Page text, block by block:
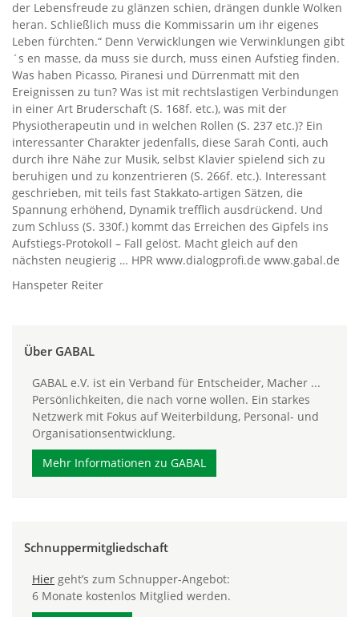
der Lebensfreude zu glänzen schien, drängen dunkle Wolken
heran. Schließlich muss die Kommissarin um ihr eigenes
Leben fürchten.“ Denn Verwicklungen wie Verwinklungen gibt
´s en masse, da muss sie durch, muss einen Aufstieg finden.
Was haben Picasso, Piranesi und Dürrenmatt mit den
Ereignissen zu tun? Was ist mit rechtslastigen Verbindungen
in einer Art Bruderschaft (S. 168f. etc.), was mit der
Physiotherapeutin und in welchen Rollen (S. 237 etc.)? Ein
interessanter Charakter jedenfalls, diese Sarah Conti, auch
durch ihre Nähe zur Musik, selbst Klavier spielend sich zu
beruhigen und zu konzentrieren (S. 266f. etc.). Interessant
geschrieben, mit teils fast Stakkato-artigen Sätzen, die
Spannung erhöhend, Dynamik trefflich ausdrückend. Und
zum Schluss (S. 330f.) kommt das Erreichen des Gipfels ins
Aufstiegs-Protokoll – Fall gelöst. Macht gleich auf den
nächsten neugierig … HPR www.dialogprofi.de www.gabal.de
Hanspeter Reiter
Über GABAL
GABAL e.V. ist ein Verband für Entscheider, Macher ...
Persönlichkeiten, die nach vorne wollen. Ein starkes
Netzwerk mit Fokus auf Weiterbildung, Personal- und
Organisationsentwicklung.
Mehr Informationen zu GABAL
Schnuppermitgliedschaft
Hier geht’s zum Schnupper-Angebot:
6 Monate kostenlos Mitglied werden.